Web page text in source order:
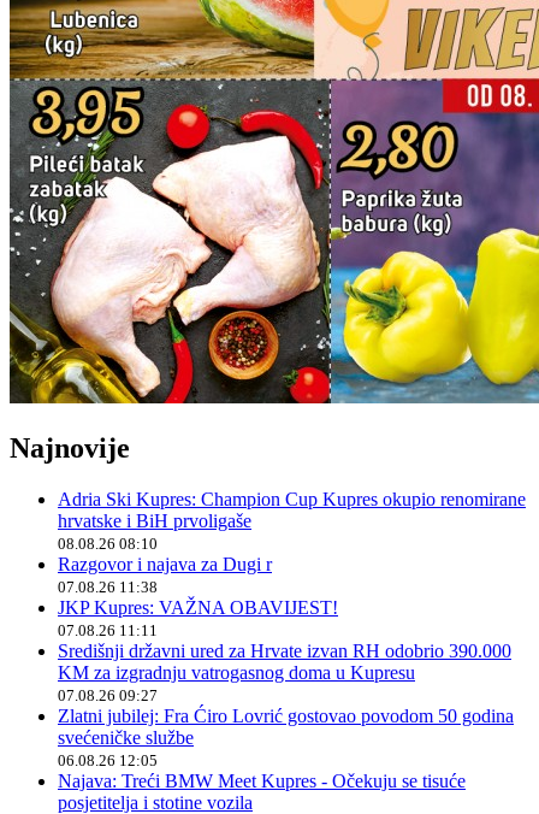
Najnovije
Adria Ski Kupres: Champion Cup Kupres okupio renomirane
hrvatske i BiH prvoligaše
08.08.26 08:10
Razgovor i najava za Dugi r
07.08.26 11:38
JKP Kupres: VAŽNA OBAVIJEST!
07.08.26 11:11
Središnji državni ured za Hrvate izvan RH odobrio 390.000
KM za izgradnju vatrogasnog doma u Kupresu
07.08.26 09:27
Zlatni jubilej: Fra Ćiro Lovrić gostovao povodom 50 godina
svećeničke službe
06.08.26 12:05
Najava: Treći BMW Meet Kupres - Očekuju se tisuće
posjetitelja i stotine vozila